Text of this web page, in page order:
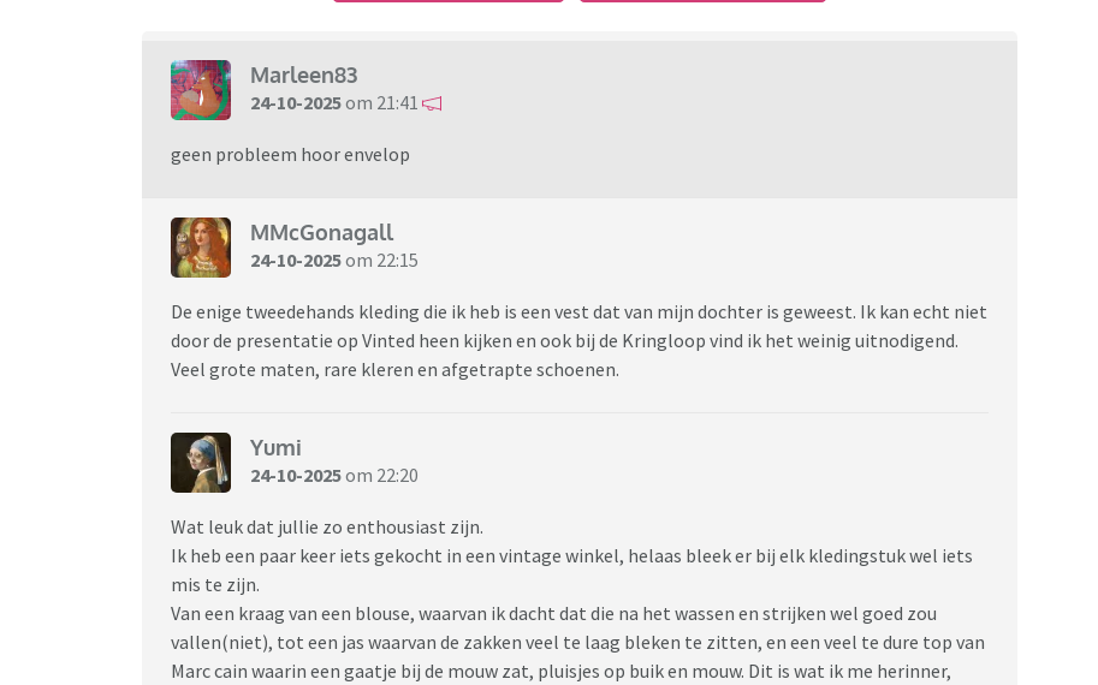
Marleen83
24-10-2025om 21:41
geen probleem hoor envelop
MMcGonagall
24-10-2025om 22:15
De enige tweedehands kleding die ik heb is een vest dat van mijn dochter is geweest. Ik kan echt niet
door de presentatie op Vinted heen kijken en ook bij de Kringloop vind ik het weinig uitnodigend.
Veel grote maten, rare kleren en afgetrapte schoenen.
Yumi
24-10-2025om 22:20
Wat leuk dat jullie zo enthousiast zijn.
Ik heb een paar keer iets gekocht in een vintage winkel, helaas bleek er bij elk kledingstuk wel iets
mis te zijn.
Van een kraag van een blouse, waarvan ik dacht dat die na het wassen en strijken wel goed zou
vallen(niet), tot een jas waarvan de zakken veel te laag bleken te zitten, en een veel te dure top van
Marc cain waarin een gaatje bij de mouw zat, pluisjes op buik en mouw. Dit is wat ik me herinner,